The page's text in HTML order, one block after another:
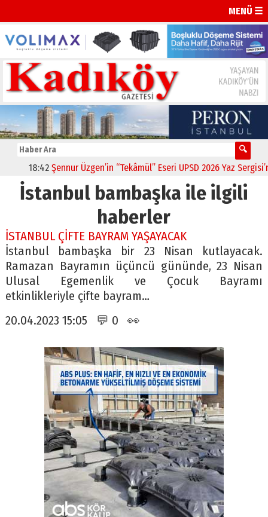
MENÜ ☰
18:42 Şennur Üzgen’in “Tekâmül” Eseri UPSD 2026 Yaz
İstanbul bambaşka ile ilgili
haberler
İSTANBUL ÇİFTE BAYRAM YAŞAYACAK
İstanbul bambaşka bir 23 Nisan kutlayacak.
Ramazan Bayramın üçüncü gününde, 23 Nisan
Ulusal Egemenlik ve Çocuk Bayramı
etkinlikleriyle çifte bayram…
20.04.2023 15:05 💬 0 👀